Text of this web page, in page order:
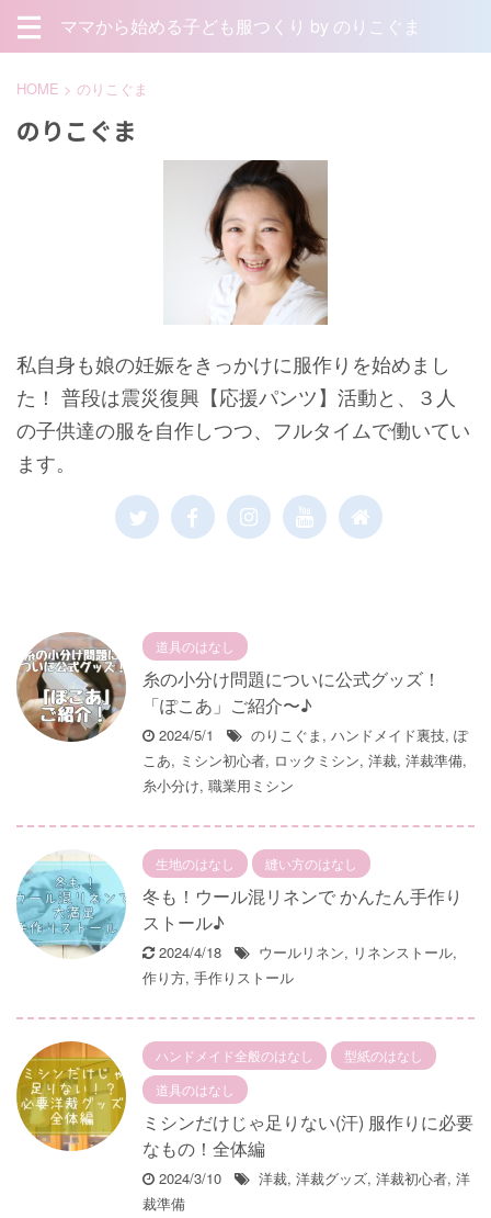
ママから始める子ども服つくり by のりこぐま
HOME > のりこぐま
のりこぐま
私自身も娘の妊娠をきっかけに服作りを始めまし
た！ 普段は震災復興【応援パンツ】活動と、３人
の子供達の服を自作しつつ、フルタイムで働いてい
ます。
道具のはなし
糸の小分け問題についに公式グッズ！
「ぽこあ」ご紹介〜♪
2024/5/1 のりこぐま , ハンドメイド裏技, ぽ
こあ, ミシン初心者, ロックミシン, 洋裁, 洋裁準備,
糸小分け, 職業用ミシン
生地のはなし 縫い方のはなし
冬も！ウール混リネンで かんたん手作り
ストール♪
2024/4/18 ウールリネン, リネンストール,
作り方, 手作りストール
ハンドメイド全般のはなし
型紙のはなし
道具のはなし
ミシンだけじゃ足りない(汗) 服作りに必要
なもの！全体編
2024/3/10 洋裁, 洋裁グッズ, 洋裁初心者, 洋
裁準備